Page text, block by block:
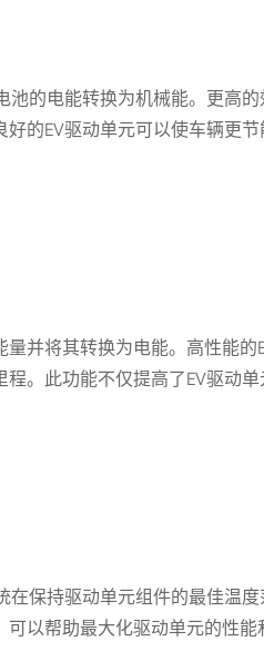
池的电能转换为机械能。更高
的EV驱动单元可以使车辆更
并将其转换为电能。高性能的
。此功能不仅提高了EV驱动
保持驱动单元组件的最佳温
以帮助最大化驱动单元的性能